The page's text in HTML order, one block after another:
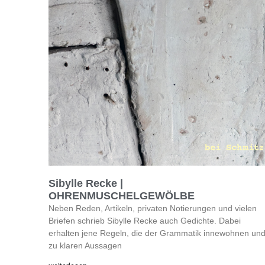
Sibylle Recke |
OHRENMUSCHELGEWÖLBE
Neben Reden, Artikeln, privaten Notierungen und vielen
Briefen schrieb Sibylle Recke auch Gedichte. Dabei
erhalten jene Regeln, die der Grammatik innewohnen und
zu klaren Aussagen